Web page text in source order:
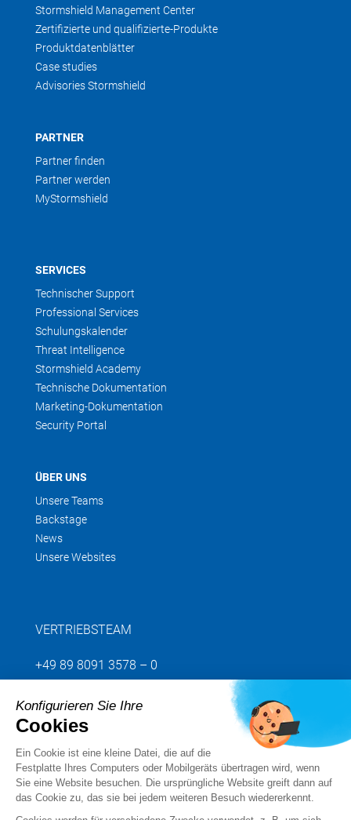
Stormshield Management Center
Zertifizierte und qualifizierte-Produkte
Produktdatenblätter
Case studies
Advisories Stormshield
PARTNER
Partner finden
Partner werden
MyStormshield
SERVICES
Technischer Support
Professional Services
Schulungskalender
Threat Intelligence
Stormshield Academy
Technische Dokumentation
Marketing-Dokumentation
Security Portal
ÜBER UNS
Unsere Teams
Backstage
News
Unsere Websites
VERTRIEBSTEAM
+49 89 8091 3578 – 0
Senden Sie uns Ihre Anfrage
Folgen Sie uns
Konfigurieren Sie Ihre
Cookies
Ein Cookie ist eine kleine Datei, die auf die
Festplatte Ihres Computers oder Mobilgeräts übertragen wird, wenn
Sie eine Website besuchen. Die ursprüngliche Website greift dann auf
das Cookie zu, das sie bei jedem weiteren Besuch wiedererkennt.